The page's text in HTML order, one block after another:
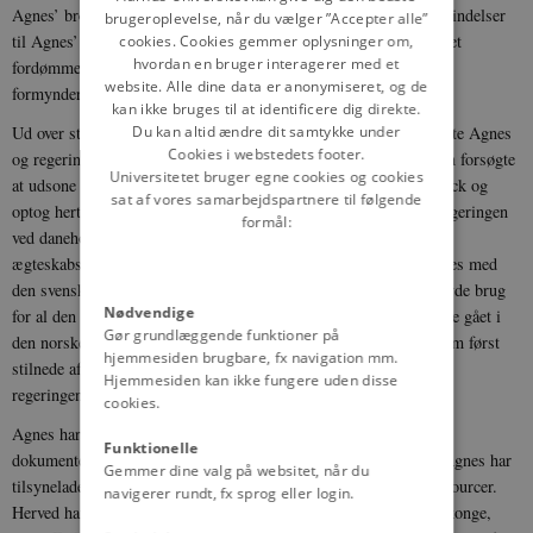
Agnes’ bror, markgrev Otto. Digteren Rumelant, som havde forbindelser
til Agnes’ slægt, opholdt sig også ved danehoffet og havde skrevet
fordømmende vers om de fredløse, evt. på Agnes’ og
formynderregeringens opfordring.
Ud over støtten fra brødrene Otto og Konrad af Brandenburg søgte Agnes
og regeringen også på andre måder at sikre sønnens stilling. Man forsøgte
at udsone sig med Norge, vedligeholdt gode relationer med Lübeck og
optog hertug Valdemar af Slesvig (ca. 1262-1312) i formynderregeringen
ved danehoffet i 1287. I 1288 blev der også forhandlet en
ægteskabsalliance med Sverige, hvorved Erik Menved skulle giftes med
den svenske prinsesse Ingeborg (ca. 1277-1319). Regeringen havde brug
for al den støtte, den kunne få. Kort efter dommen var de fredløse gået i
den norske konges tjeneste og indledte en krig med Danmark, som først
stilnede af i 1295, og hertug Valdemar blev allerede uvenner med
regeringen i 1289.
Agnes har haft en central rolle i regeringen. Adskillige kongelige
dokumenter er udstedt af hende som sønnens stedfortræder, og Agnes har
tilsyneladende også haft rådighed over kronens indtægter og ressourcer.
Herved har hun været det tætteste, det kommer på en regerende konge,
brugeroplevelse, når du vælger ”Accepter alle”
cookies. Cookies gemmer oplysninger om,
hvordan en bruger interagerer med et
website. Alle dine data er anonymiseret, og de
kan ikke bruges til at identificere dig direkte.
Du kan altid ændre dit samtykke under
Cookies i webstedets footer.
Universitetet bruger egne cookies og cookies
sat af vores samarbejdspartnere til følgende
formål:
Nødvendige
Gør grundlæggende funktioner på
hjemmesiden brugbare, fx navigation mm.
Hjemmesiden kan ikke fungere uden disse
cookies.
Funktionelle
Gemmer dine valg på websitet, når du
navigerer rundt, fx sprog eller login.